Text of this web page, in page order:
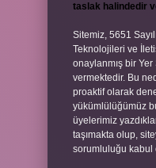
taslak halindedir
Sitemiz, 5651
Teknolojileri ve
onaylanmış bir Yer
vermektedir. Bu
proaktif olarak
yükümlülüğümüz
üyelerimiz
taşımakta olup,
sorumluluğu kabul